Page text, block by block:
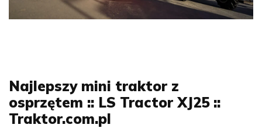
Najlepszy mini traktor z
osprzętem :: LS Tractor XJ25 ::
Traktor.com.pl